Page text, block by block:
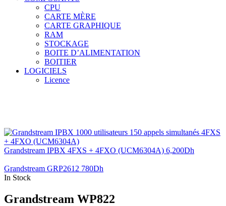
CPU
CARTE MÈRE
CARTE GRAPHIQUE
RAM
STOCKAGE
BOITE D’ALIMENTATION
BOITIER
LOGICIELS
Licence
Grandstream IPBX 4FXS + 4FXO (UCM6304A) 6,200Dh
Grandstream GRP2612 780Dh
In Stock
Grandstream WP822